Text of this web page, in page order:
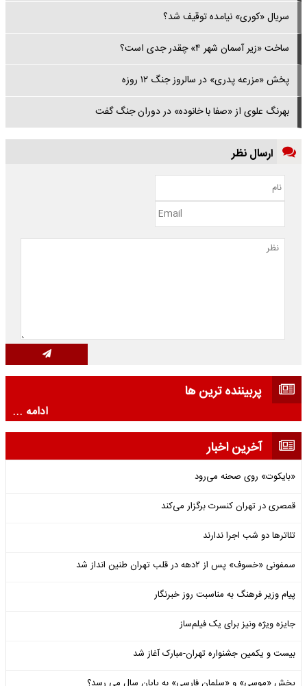
سریال «کوری» نیامده توقیف شد؟
ساخت «زیر آسمان شهر ۴» چقدر جدی است؟
پخش «مزرعه پدری» در سالروز جنگ ۱۲ روزه
بهرنگ علوی از «صفا با خانوده» در دوران جنگ گفت
ارسال نظر
پربیننده ترین ها
ادامه ...
آخرین اخبار
«بایکوت» روی صحنه می‌رود
قمصری در تهران کنسرت برگزار می‌کند
تئاترها دو شب اجرا ندارند
سمفونی «خسوف» پس از ۲دهه در قلب تهران طنین انداز شد
پیام وزیر فرهنگ به مناسبت روز خبرنگار
جایزه ویژه ونیز برای یک فیلم‌ساز
بیست و یکمین جشنواره تهران-مبارک آغاز شد